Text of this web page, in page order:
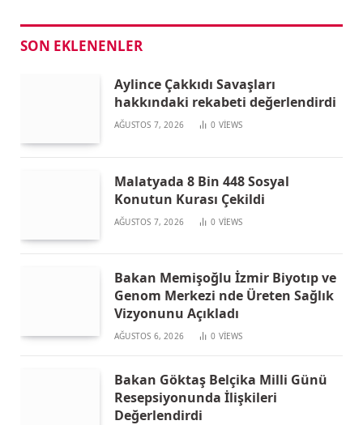
SON EKLENENLER
Aylince Çakkıdı Savaşları
hakkındaki rekabeti değerlendirdi
AĞUSTOS 7, 2026 0 VIEWS
Malatyada 8 Bin 448 Sosyal
Konutun Kurası Çekildi
AĞUSTOS 7, 2026 0 VIEWS
Bakan Memişoğlu İzmir Biyotıp ve
Genom Merkezi nde Üreten Sağlık
Vizyonunu Açıkladı
AĞUSTOS 6, 2026 0 VIEWS
Bakan Göktaş Belçika Milli Günü
Resepsiyonunda İlişkileri
Değerlendirdi